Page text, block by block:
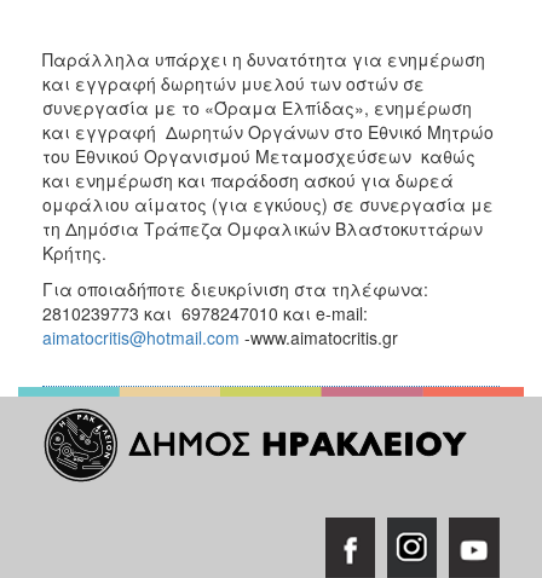
Παράλληλα υπάρχει η δυνατότητα για ενημέρωση
και εγγραφή δωρητών μυελού των οστών σε
συνεργασία με το «Όραμα Ελπίδας», ενημέρωση
και εγγραφή Δωρητών Οργάνων στο Εθνικό Μητρώο
του Εθνικού Οργανισμού Μεταμοσχεύσεων καθώς
και ενημέρωση και παράδοση ασκού για δωρεά
ομφάλιου αίματος (για εγκύους) σε συνεργασία με
τη Δημόσια Τράπεζα Ομφαλικών Βλαστοκυττάρων
Κρήτης.
Για οποιαδήποτε διευκρίνιση στα τηλέφωνα:
2810239773 και 6978247010 και e-mail:
aimatocritis@hotmail.com -www.aimatocritis.gr